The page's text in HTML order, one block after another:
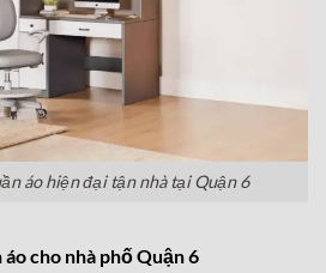
áo hiện đại tận nhà tại Quận 6
cho nhà phố Quận 6